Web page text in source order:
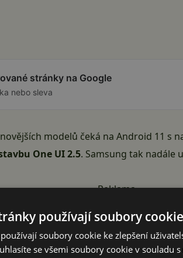
stránky na Google
nebo sleva
modelů čeká na Android 11 s
One UI 2.5. Samsung tak nadále
Reklama
používají soubory
soubory cookie ke zlepšení
se všemi soubory cookie v souladu